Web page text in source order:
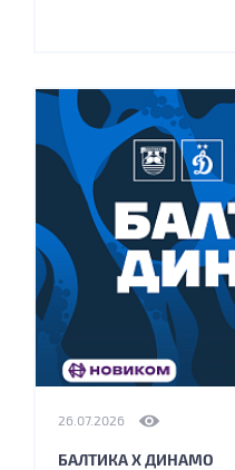
26.07.2026
БАЛТИКА Х ДИНАМО